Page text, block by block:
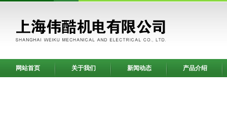
网站首页 关于我们 新闻动态 产品介绍